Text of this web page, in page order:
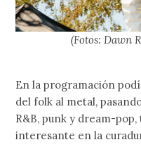
(Fotos: Dawn
En la programación
del folk al metal,
R&B, punk y dream-
interesante en la